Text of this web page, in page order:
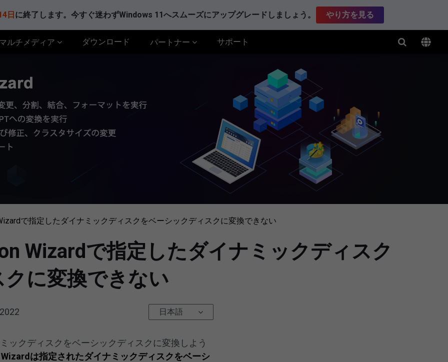
日 に終了します。今すぐ迷わずWindows 11へスムーズにアップグレードしましょう。 やり方を見る
ルチメディア ダウンロード パートナー サポート
で指定したダイナミックディスクをベーシックディスクに変換できない
Wizardで指定したダイナミックディスク
に変換できない
日本語
ックディスクをベーシックディスクに変換しよう
は指定されたダイナミックディスクをベーシ